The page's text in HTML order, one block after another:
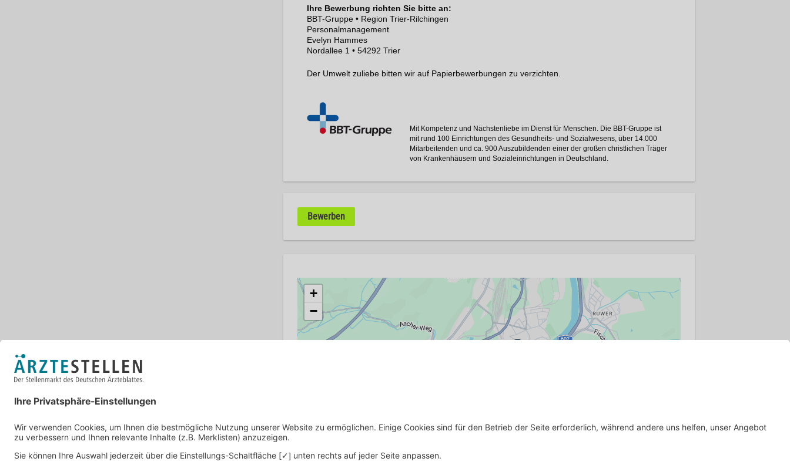
Ihre Bewerbung richten Sie bitte an:
BBT-Gruppe • Region Trier-Rilchingen
Personalmanagement
Evelyn Hammes
Nordallee 1 • 54292 Trier
Der Umwelt zuliebe bitten wir auf Papierbewerbungen zu verzichten.
Mit Kompetenz und Nächstenliebe im Dienst für Menschen. Die BBT-Gruppe ist
mit rund 100 Einrichtungen des Gesundheits- und Sozialwesens, über 14.000
Mitarbeitenden und ca. 900 Auszubildenden einer der großen christlichen Träger
von Krankenhäusern und Sozialeinrichtungen in Deutschland.
Bewerben
+
−